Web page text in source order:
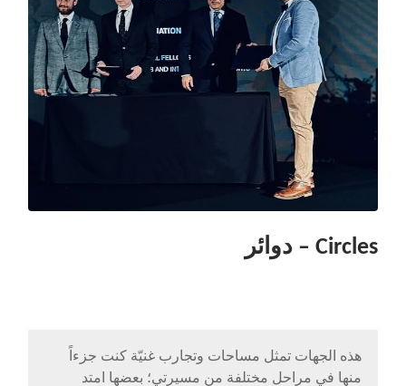
Circles – دوائر
هذه الجهات تمثل مساحات وتجارب غنيّة كنت جزءاً
منها في مراحل مختلفة من مسيرتي؛ بعضها امتد